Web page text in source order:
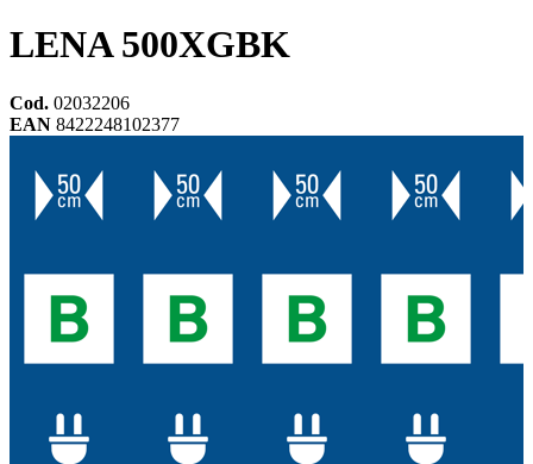
LENA 500XGBK
Cod. 02032206
EAN 8422248102377